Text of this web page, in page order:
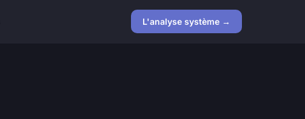
L'analyse système →